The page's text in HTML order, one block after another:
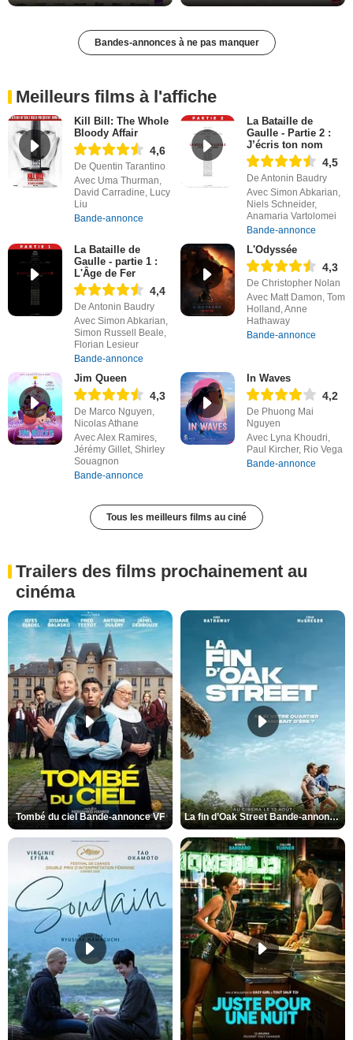
Bandes-annonces à ne pas manquer
Meilleurs films à l'affiche
Kill Bill: The Whole
Bloody Affair
4,6
De Quentin Tarantino
Avec Uma Thurman,
David Carradine, Lucy
Liu
Bande-annonce
La Bataille de
Gaulle - Partie 2 :
J’écris ton nom
4,5
De Antonin Baudry
Avec Simon Abkarian,
Niels Schneider,
Anamaria Vartolomei
Bande-annonce
La Bataille de
Gaulle - partie 1 :
L'Âge de Fer
4,4
De Antonin Baudry
Avec Simon Abkarian,
Simon Russell Beale,
Florian Lesieur
Bande-annonce
L'Odyssée
4,3
De Christopher Nolan
Avec Matt Damon, Tom
Holland, Anne
Hathaway
Bande-annonce
Jim Queen
4,3
De Marco Nguyen,
Nicolas Athane
Avec Alex Ramires,
Jérémy Gillet, Shirley
Souagnon
Bande-annonce
In Waves
4,2
De Phuong Mai
Nguyen
Avec Lyna Khoudri,
Paul Kircher, Rio Vega
Bande-annonce
Tous les meilleurs films au ciné
Trailers des films prochainement au
cinéma
Tombé du ciel Bande-annonce VF La fin d’Oak Street Bande-annonce VO STFR